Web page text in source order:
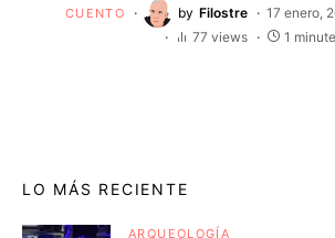
CUENTO by Filostre
17 enero,
77 views
1
LO MÁS RECIENTE
ARQUEOLOGÍA